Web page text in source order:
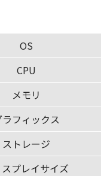
OS
CPU
メモリ
ラフィックス
ストレージ
プレイサイズ